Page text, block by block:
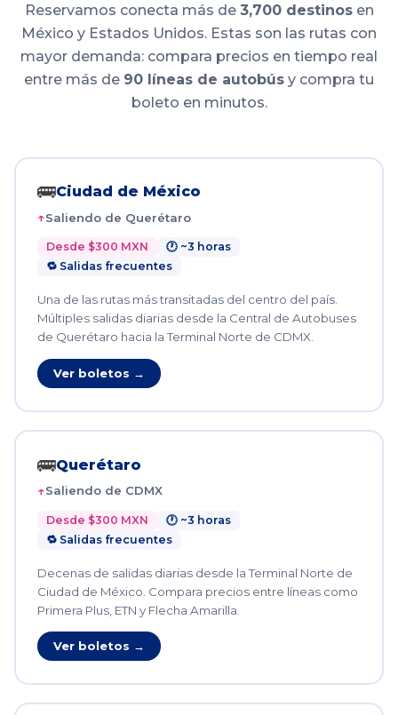
Reservamos conecta más de 3,700 destinosen
México y Estados Unidos. Estas son las rutas con
mayor demanda: compara precios en tiempo real
entre más de 90 líneas de autobús y compra tu
boleto en minutos.
🚌Ciudad de México
Saliendo de Querétaro
Desde $300 MXN
🕐 ~3 horas
🔁 Salidas frecuentes
Una de las rutas más transitadas del centro del país.
Múltiples salidas diarias desde la Central de Autobuses
de Querétaro hacia la Terminal Norte de CDMX.
Ver boletos →
🚌Querétaro
Saliendo de CDMX
Desde $300 MXN
🕐 ~3 horas
🔁 Salidas frecuentes
Decenas de salidas diarias desde la Terminal Norte de
Ciudad de México. Compara precios entre líneas como
Primera Plus, ETN y Flecha Amarilla.
Ver boletos →